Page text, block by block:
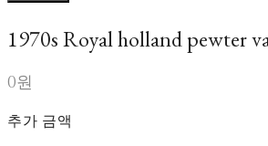
1970s Royal holland pewter
0원
추가 금액